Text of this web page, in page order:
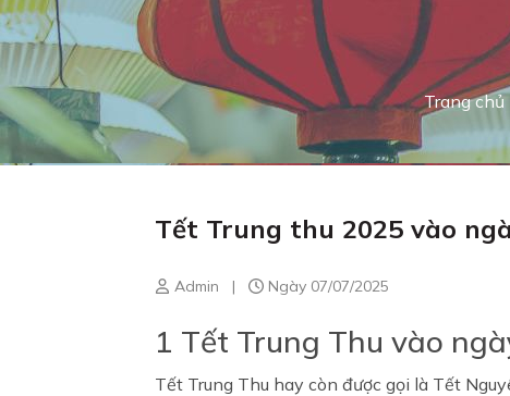
Trang chủ
Tết Trung thu 2025 vào
Admin | Ngày 07/07/2025
1 Tết Trung Thu vào
Tết Trung Thu hay còn được gọi là Tết